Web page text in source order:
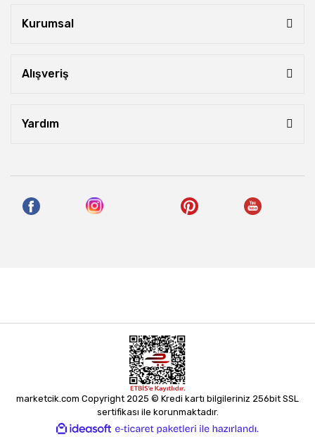
Kurumsal
Alışveriş
Yardım
marketcik.com Copyright 2025 © Kredi kartı bilgileriniz 256bit SSL
sertifikası ile korunmaktadır.
ideasoft
e-